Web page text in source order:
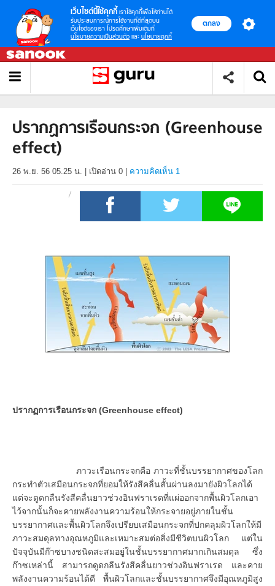
เว็บไซต์นี้ใช้คุกกี้ เราใช้คุกกี้เพื่อให้ท่านได้
รับประสบการณ์การใช้งานที่ดีที่สุดบน
เว็บไซต์ของเรา โปรดศึกษาเพิ่มเติมที่
นโยบายความเป็นส่วนตัว และ นโยบายคุกกี้
ตกลง
ปรากฏการเรือนกระจก (Greenhouse
effect)
26 พ.ย. 56 05.25 น. เปิดอ่าน 0 ความคิดเห็น 1
ปรากฏการเรือนกระจก (Greenhouse effect)
ภาวะเรือนกระจกคือ ภาวะที่ชั้นบรรยากาศของโลก
กระทำตัวเสมือนกระจกที่ยอมให้รังสีคลื่นสั้นผ่านลงมายังผิวโลกได้
แต่จะดูดกลืนรังสีคลื่นยาวช่วงอินฟราเรดที่แผ่ออกจากพื้นผิวโลกเอา
ไว้จากนั้นก็จะคายพลังงานความร้อนให้กระจายอยู่ภายในชั้น
บรรยากาศและพื้นผิวโลกจึงเปรียบเสมือนกระจกที่ปกคลุมผิวโลกให้มี
ภาวะสมดุลทางอุณหภูมิและเหมาะสมต่อสิ่งมีชีวิตบนผิวโลก แต่ใน
ปัจจุบันมีก๊าซบางชนิดสะสมอยู่ในชั้นบรรยากาศมากเกินสมดุล ซึ่ง
ก๊าซเหล่านี้ สามารถดูดกลืนรังสีคลื่นยาวช่วงอินฟราเรด และคาย
พลังงานความร้อนได้ดี พื้นผิวโลกและชั้นบรรยากาศจึงมีอุณหภูมิสูง